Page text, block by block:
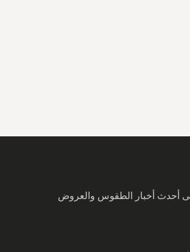
أحدث أخبار الطقوس والعروض